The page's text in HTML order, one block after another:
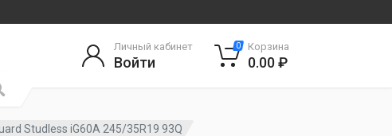
Личный кабинет
Войти
0 Корзина
0.00 ₽
Studless iG60A 245/35R19 93Q